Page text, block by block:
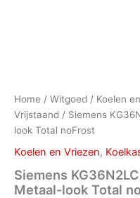
Home / Witgoed / Koelen
Vrijstaand / Siemens
look Total noFrost
Koelen en Vriezen,
Siemens
Metaal-look Total